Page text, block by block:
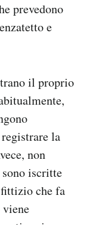
prevedono
e
il proprio
la
non
iscritte
che fa
viene